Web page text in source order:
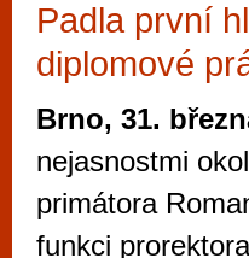
Padla první
diplomové
Brno, 31.
nejasnostmi
primátora
funkci
Mimo jiné je ale